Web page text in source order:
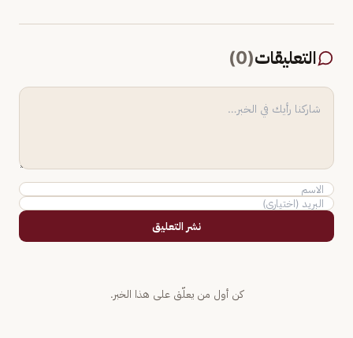
التعليقات(
0
)
نشر التعليق
كن أول من يعلّق على هذا الخبر.